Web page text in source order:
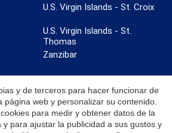
U.S. Virgin Islands - St. Croix
U.S. Virgin Islands - St.
Thomas
Zanzibar
Todos los derechos reservados. Coldwell
Coldwell Banker son marcas registradas de
y de terceros para hacer funcionar de
página web y personalizar su contenido.
para medir y obtener datos de la
y para ajustar la publicidad a sus gustos y